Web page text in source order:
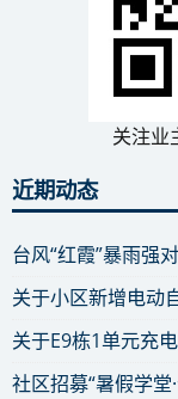
关注业
近期动态
台风“红霞”暴雨强
关于小区新增电动
关于E9栋1单元充
社区招募“暑假学